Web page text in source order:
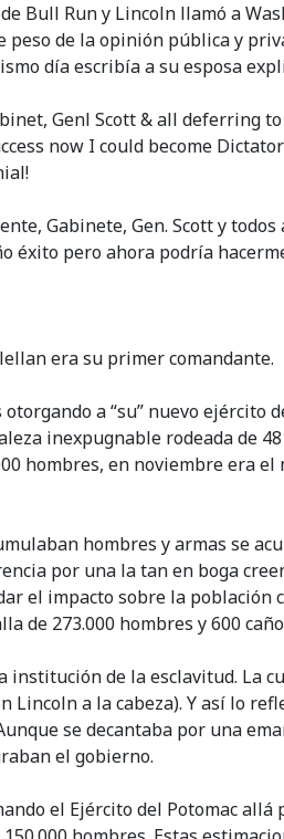
Bull Run y Lincoln llamó a
de la opinión pública y
día escribía a su esposa
Genl Scott & all deferring
now I could become
Gabinete, Gen. Scott y
pero ahora podría
era su primer comandante.
a “su” nuevo
inexpugnable rodeada de
hombres, en noviembre era
hombres y armas se
por una la tan en boga
el impacto sobre la
de 273.000 hombres y 600
de la esclavitud. La
a la cabeza). Y así lo
se decantaba por una
el gobierno.
el Ejército del Potomac